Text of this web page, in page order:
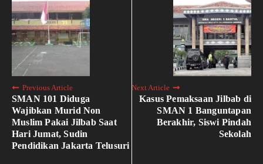
Previous Article
SMAN 101 Diduga
Wajibkan Murid Non
Muslim Pakai Jilbab Saat
Hari Jumat, Sudin
Pendidikan Jakarta Telusuri
Next Article
Kasus Pemaksaan Jilbab di
SMAN 1 Banguntapan
Berakhir, Siswi Pindah
Sekolah